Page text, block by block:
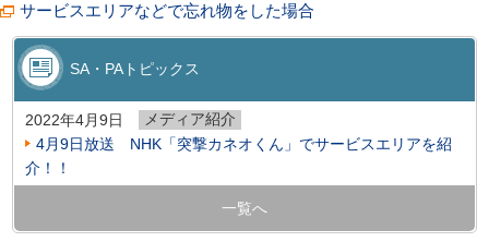
サービスエリアなどで忘れ物をした場合
SA・PAトピックス
2022年4月9日
メディア紹介
4月9日放送 NHK「突撃カネオくん」でサービスエリアを紹
介！！
一覧へ